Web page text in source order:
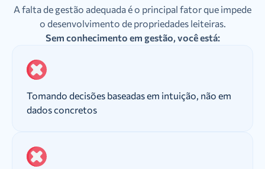
A falta de gestão adequada é o principal fator que impede
o desenvolvimento de propriedades leiteiras.
Sem conhecimento em gestão, você está:
Tomando decisões baseadas em intuição, não em
dados concretos